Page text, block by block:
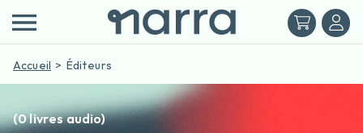
Accueil Éditeurs
(0 livres audio)